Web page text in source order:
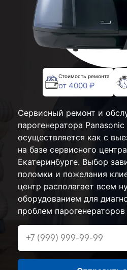
Стоимость ремонта
от 4000 ₽
Сервисный ремонт и
парогенератора
осуществляется как с
на базе сервисного
Екатеринбурге. Выбор
поломки и пожелания
центр располагает всем
оборудованием для
проблем парогенераторов